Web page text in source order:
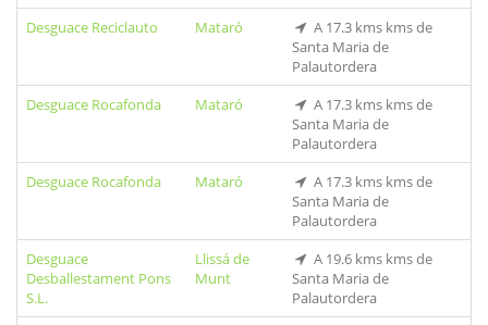
Desguace Reciclauto
Mataró
A 17.3 kms kms de
Santa Maria de
Palautordera
Desguace Rocafonda
Mataró
A 17.3 kms kms de
Santa Maria de
Palautordera
Desguace Rocafonda
Mataró
A 17.3 kms kms de
Santa Maria de
Palautordera
Desguace
Desballestament Pons
S.L.
Llissá de
Munt
A 19.6 kms kms de
Santa Maria de
Palautordera